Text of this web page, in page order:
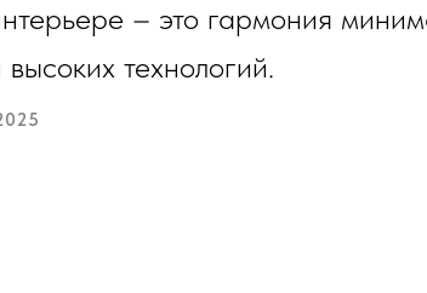
– это гармония
высоких технологий.